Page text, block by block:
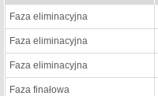
Faza eliminacyjna
Faza eliminacyjna
Faza eliminacyjna
Faza finałowa